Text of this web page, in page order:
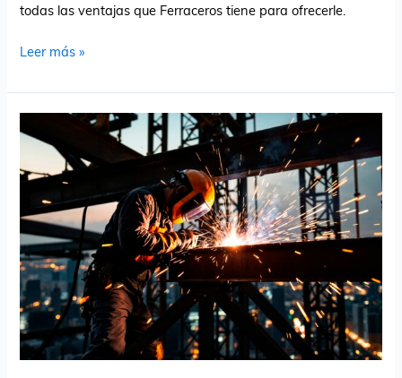
todas las ventajas que Ferraceros tiene para ofrecerle.
Leer más »
optimizar
costos
compra
de
acero
para
grandes
proyectos?